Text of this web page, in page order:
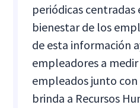
periódicas
bienestar de los
de esta información
empleadores a
empleados junto
brinda a Recursos